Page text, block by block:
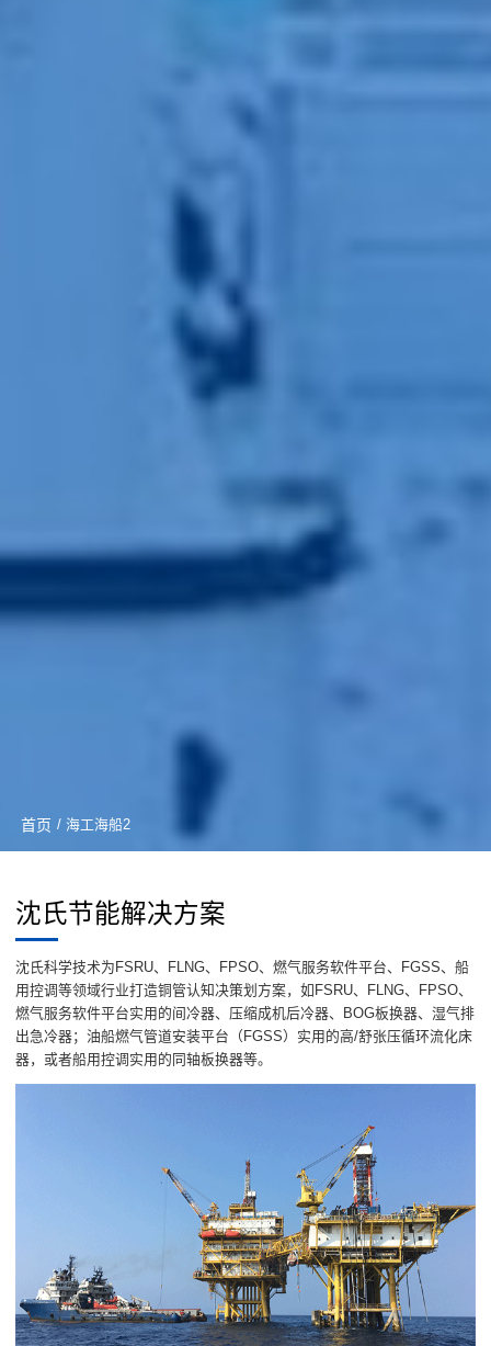
首页 / 海工海船2
沈氏节能解决方案
沈氏科学技术为FSRU、FLNG、FPSO、燃气服务软件平台、FGSS、船
用控调等领域行业打造铜管认知决策划方案，如FSRU、FLNG、FPSO、
燃气服务软件平台实用的间冷器、压缩成机后冷器、BOG板换器、湿气排
出急冷器；油船燃气管道安装平台（FGSS）实用的高/舒张压循环流化床
器，或者船用控调实用的同轴板换器等。